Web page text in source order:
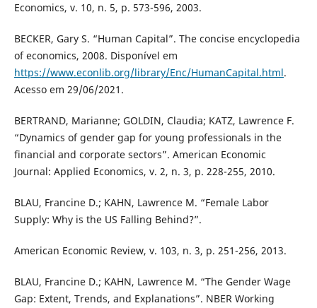
Economics, v. 10, n. 5, p. 573-596, 2003.
BECKER, Gary S. “Human Capital”. The concise encyclopedia
of economics, 2008. Disponível em
https://www.econlib.org/library/Enc/HumanCapital.html.
Acesso em 29/06/2021.
BERTRAND, Marianne; GOLDIN, Claudia; KATZ, Lawrence F.
“Dynamics of gender gap for young professionals in the
financial and corporate sectors”. American Economic
Journal: Applied Economics, v. 2, n. 3, p. 228-255, 2010.
BLAU, Francine D.; KAHN, Lawrence M. “Female Labor
Supply: Why is the US Falling Behind?”.
American Economic Review, v. 103, n. 3, p. 251-256, 2013.
BLAU, Francine D.; KAHN, Lawrence M. “The Gender Wage
Gap: Extent, Trends, and Explanations”. NBER Working